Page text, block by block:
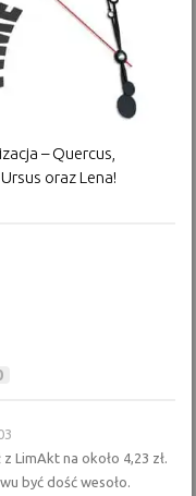
– Quercus,
oraz Lena!
LimAkt na około 4,23 zł.
być dość wesoło.